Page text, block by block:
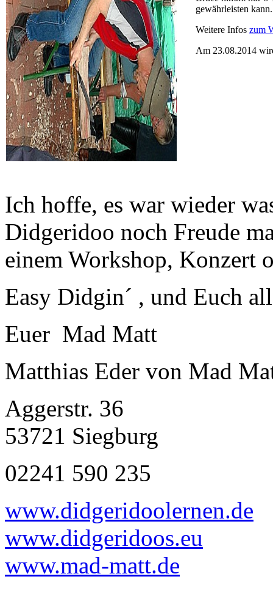
gewährleisten kann.
Weitere Infos zum
Am 23.08.2014
Ich hoffe, es war wieder
Didgeridoo noch Freude
einem Workshop, Konzert
Easy Didgin´ , und Euch
Euer Mad Matt
Matthias Eder von Mad
Aggerstr. 36
53721 Siegburg
02241 590 235
www.didgeridoolernen.de
www.didgeridoos.eu
www.mad-matt.de